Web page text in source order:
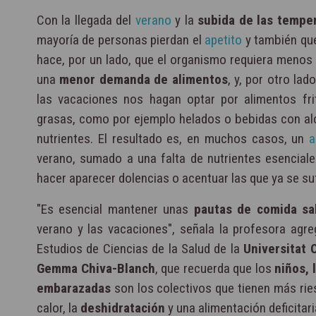
Con la llegada del verano y la subida de las
mayoría de personas pierdan el apetito y también
hace, por un lado, que el organismo requiera
una menor demanda de alimentos, y, por otro
las vacaciones nos hagan optar por alimentos
grasas, como por ejemplo helados o bebidas con
nutrientes. El resultado es, en muchos casos, un
verano, sumado a una falta de nutrientes
hacer aparecer dolencias o acentuar las que ya se
"Es esencial mantener unas pautas de comida
verano y las vacaciones", señala la profesora
Estudios de Ciencias de la Salud de la Universitat
Gemma Chiva-Blanch, que recuerda que los niños,
embarazadas son los colectivos que tienen más
calor, la deshidratación y una alimentación